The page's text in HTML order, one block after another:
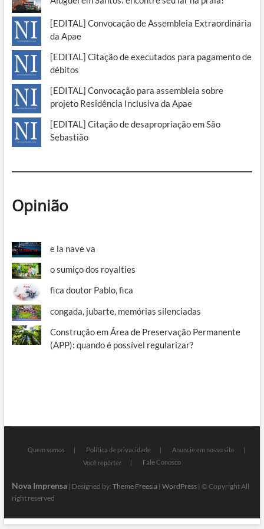
[EDITAL] Convocação de Assembleia Extraordinária
da Apae
[EDITAL] Citação de executados para pagamento de
débitos
[EDITAL] Convocação para assembleia sobre
projeto Residência Inclusiva da Apae
[EDITAL] Citação de desapropriação em São
Sebastião
Opinião
e la nave va
o sumiço dos royalties
fica doutor Pablo, fica
congada, jubarte, memórias silenciadas
Construção em Área de Preservação Permanente
(APP): quando é possível regularizar?
Quem somos Política de privacidade
Anuncie em nosso site
Você repórter
Fale Conosco
Nova Imprensa| Designed by: Theme Freesia| WordPress| © Copyright All
right reserved